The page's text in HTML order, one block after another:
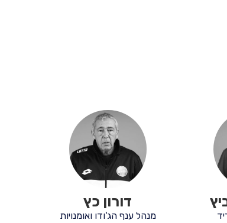
דורון כץ
מנהל ענף הג'ודו ואומנויות